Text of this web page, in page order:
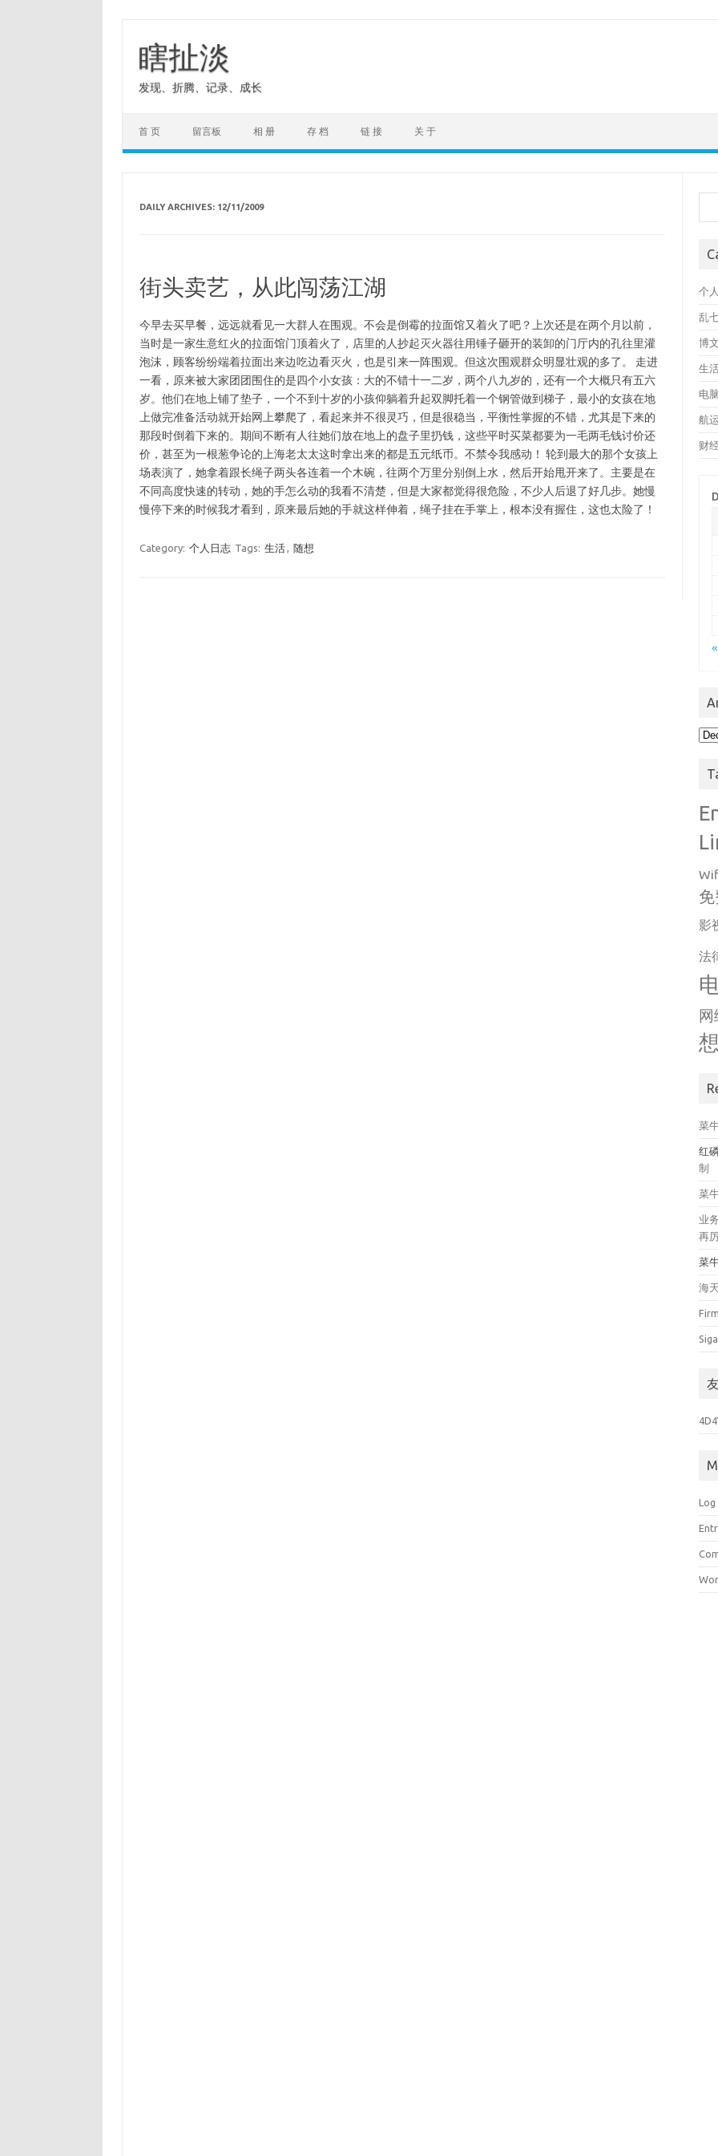
content
瞎扯淡
发现、折腾、记录、成长
首 页 留言板 相 册 存 档 链 接 关 于
DAILY ARCHIVES: 12/11/2009
街头卖艺，从此闯荡江湖
今早去买早餐，远远就看见一大群人在围观。不会是倒霉的拉面馆又着火了吧？上次还是在两个月以前，
当时是一家生意红火的拉面馆门顶着火了，店里的人抄起灭火器往用锤子砸开的装卸的门厅内的孔往里灌
泡沫，顾客纷纷端着拉面出来边吃边看灭火，也是引来一阵围观。但这次围观群众明显壮观的多了。 走进
一看，原来被大家团团围住的是四个小女孩：大的不错十一二岁，两个八九岁的，还有一个大概只有五六
岁。他们在地上铺了垫子，一个不到十岁的小孩仰躺着升起双脚托着一个钢管做到梯子，最小的女孩在地
上做完准备活动就开始网上攀爬了，看起来并不很灵巧，但是很稳当，平衡性掌握的不错，尤其是下来的
那段时倒着下来的。期间不断有人往她们放在地上的盘子里扔钱，这些平时买菜都要为一毛两毛钱讨价还
价，甚至为一根葱争论的上海老太太这时拿出来的都是五元纸币。不禁令我感动！ 轮到最大的那个女孩上
场表演了，她拿着跟长绳子两头各连着一个木碗，往两个万里分别倒上水，然后开始甩开来了。主要是在
不同高度快速的转动，她的手怎么动的我看不清楚，但是大家都觉得很危险，不少人后退了好几步。她慢
慢停下来的时候我才看到，原来最后她的手就这样伸着，绳子挂在手掌上，根本没有握住，这也太险了！
Category: 个人日志 Tags: 生活, 随想
个
乱
博
生
电
航
财
影
法
菜
红
制
菜
业
再
菜
海
Log